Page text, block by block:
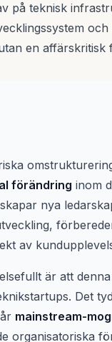
på teknisk
en affärskritisk
förändring inom
nya
av
är att
Det
mainstream-
organisatoriska